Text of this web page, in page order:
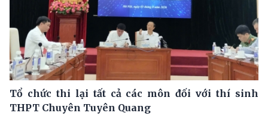
Tổ chức thi lại tất cả các môn đối với thí sinh
THPT Chuyên Tuyên Quang